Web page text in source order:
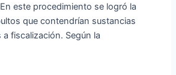
este procedimiento se logró la
que contendrían sustancias
fiscalización. Según la